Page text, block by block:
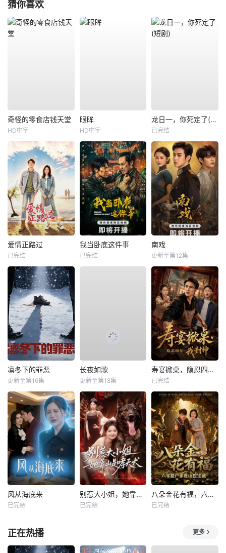
猜你喜欢
奇怪的零食店钱天堂
HD中字
眼眸
HD中字
龙日一，你死定了(短剧)
已完结
爱情正路过
已完结
我当卧底这件事
已完结
南戏
更新至第12集
凛冬下的罪恶
更新至第16集
长夜如歌
更新至第18集
寿宴掀桌，隐忍四年我封神
已完结
风从海底来
已完结
别惹大小姐，她靠山是哮天犬
已完结
八朵金花有福，六零猎户爹进山挖宝藏
已完结
正在热播 更多